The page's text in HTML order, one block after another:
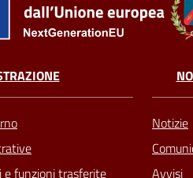
e funzioni trasferite
Notizie
Avvisi